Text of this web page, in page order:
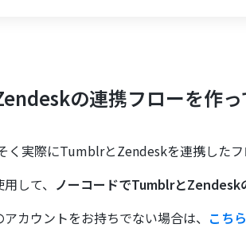
の連携フローを作
く実際にTumblrとZendeskを連携した
して、 ノーコードでTumblrとZendesk
カウントをお持ちでない場合は、 こち